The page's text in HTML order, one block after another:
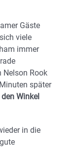
Gäste
viele
immer
Nelson Rook
später
Winkel
in die